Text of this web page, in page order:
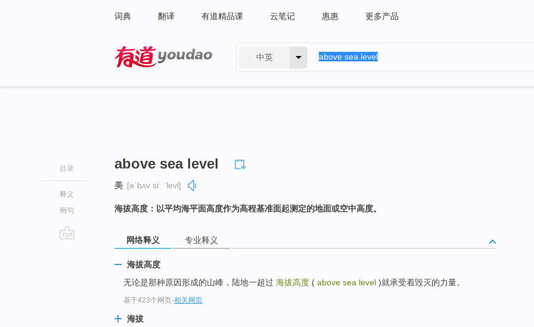
词典 翻译 有道精品课 云笔记 惠惠 更多产品
中英
目录
释义
例句
above sea level
美 [əˈbʌv siː ˈlevl]
海拔高度：以平均海平面高度作为高程基准面起测定的地面或空中高度。
网络释义 专业释义
海拔高度
无论是那种原因形成的山峰，陆地一超过 海拔高度 ( above sea level )就承受着毁灭的力量。
基于423个网页-相关网页
海拔